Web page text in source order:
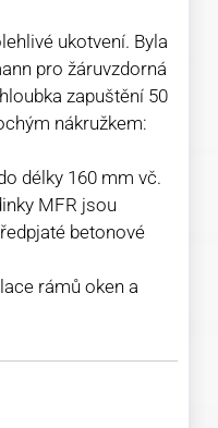
ukotvení. Byla
pro žáruvzdorná
zapuštění 50
nákružkem:
délky 160 mm vč.
MFR jsou
betonové
rámů oken a